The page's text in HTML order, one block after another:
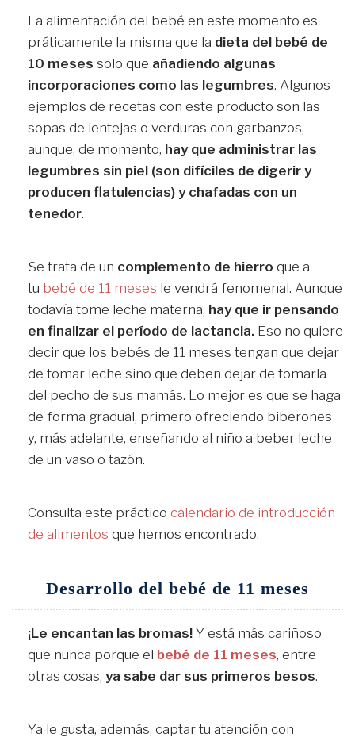
La alimentación del bebé en este momento es
práticamente la misma que la dieta del bebé de
10 meses solo que añadiendo algunas
incorporaciones como las legumbres. Algunos
ejemplos de recetas con este producto son las
sopas de lentejas o verduras con garbanzos,
aunque, de momento, hay que administrar las
legumbres sin piel (son difíciles de digerir y
producen flatulencias) y chafadas con un
tenedor.
Se trata de un complemento de hierro que a
tu bebé de 11 meses le vendrá fenomenal. Aunque
todavía tome leche materna, hay que ir pensando
en finalizar el período de lactancia. Eso no quiere
decir que los bebés de 11 meses tengan que dejar
de tomar leche sino que deben dejar de tomarla
del pecho de sus mamás. Lo mejor es que se haga
de forma gradual, primero ofreciendo biberones
y, más adelante, enseñando al niño a beber leche
de un vaso o tazón.
Consulta este práctico calendario de introducción
de alimentos que hemos encontrado.
Desarrollo del bebé de 11 meses
¡Le encantan las bromas! Y está más cariñoso
que nunca porque el bebé de 11 meses, entre
otras cosas, ya sabe dar sus primeros besos.
Ya le gusta, además, captar tu atención con